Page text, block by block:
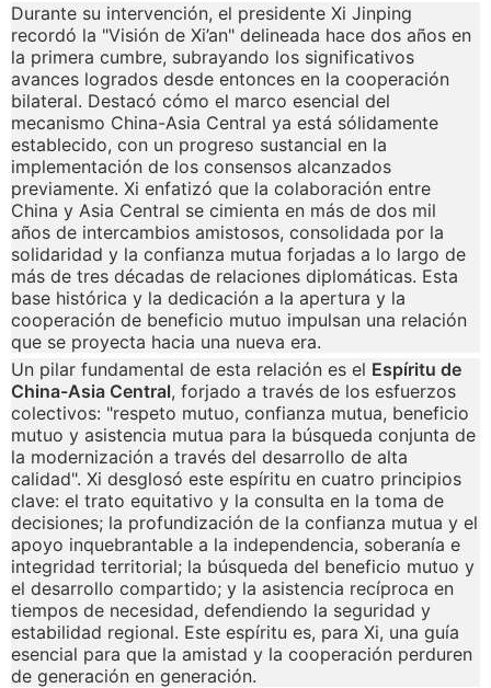
Durante su intervención, el presidente Xi Jinping
recordó la "Visión de Xi’an" delineada hace dos años en
la primera cumbre, subrayando los significativos
avances logrados desde entonces en la cooperación
bilateral. Destacó cómo el marco esencial del
mecanismo China-Asia Central ya está sólidamente
establecido, con un progreso sustancial en la
implementación de los consensos alcanzados
previamente. Xi enfatizó que la colaboración entre
China y Asia Central se cimienta en más de dos mil
años de intercambios amistosos, consolidada por la
solidaridad y la confianza mutua forjadas a lo largo de
más de tres décadas de relaciones diplomáticas. Esta
base histórica y la dedicación a la apertura y la
cooperación de beneficio mutuo impulsan una relación
que se proyecta hacia una nueva era.
Un pilar fundamental de esta relación es el Espíritu de
China-Asia Central, forjado a través de los esfuerzos
colectivos: "respeto mutuo, confianza mutua, beneficio
mutuo y asistencia mutua para la búsqueda conjunta de
la modernización a través del desarrollo de alta
calidad". Xi desglosó este espíritu en cuatro principios
clave: el trato equitativo y la consulta en la toma de
decisiones; la profundización de la confianza mutua y el
apoyo inquebrantable a la independencia, soberanía e
integridad territorial; la búsqueda del beneficio mutuo y
el desarrollo compartido; y la asistencia recíproca en
tiempos de necesidad, defendiendo la seguridad y
estabilidad regional. Este espíritu es, para Xi, una guía
esencial para que la amistad y la cooperación perduren
de generación en generación.